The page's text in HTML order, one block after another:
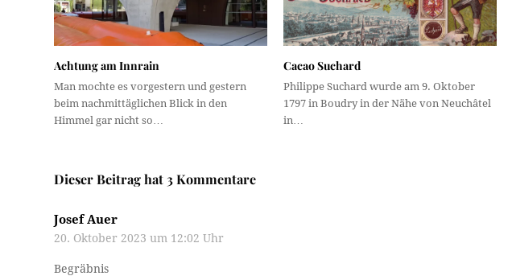
Achtung am Innrain
Man mochte es vorgestern und gestern
beim nachmittäglichen Blick in den
Himmel gar nicht so…
Cacao Suchard
Philippe Suchard wurde am 9. Oktober
1797 in Boudry in der Nähe von Neuchâtel
in…
Dieser Beitrag hat 3 Kommentare
Josef Auer
20. Oktober 2023 um 12:02 Uhr
Begräbnis